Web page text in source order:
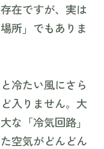
在ですが、実は
所」でもありま
冷たい風にさら
入りません。大
な「冷気回路」
空気がどんどん